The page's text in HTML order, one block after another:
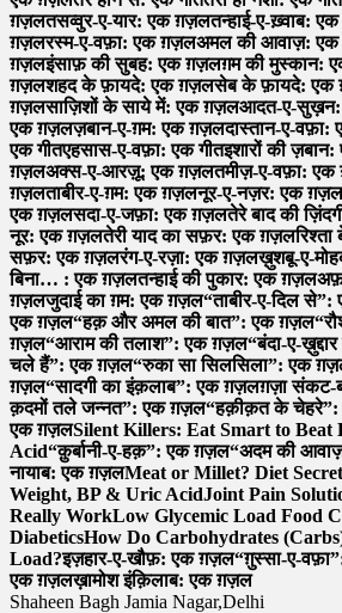
ग़ज़लतसव्वुर-ए-यार: एक ग़ज़लतन्हाई-ए-ख़्वाब:
ग़ज़लरस्म-ए-वफ़ा: एक ग़ज़लअमल की आवाज़:
ग़ज़लइंसाफ़ की सुबह: एक ग़ज़लग़म की मुस्कान:
ग़ज़लशहद के फ़ायदे: एक ग़ज़लसेब के फ़ायदे: एक
ग़ज़लसाज़िशों के साये में: एक ग़ज़लआदत-ए-
एक ग़ज़लज़बान-ए-ग़म: एक ग़ज़लदास्तान-ए-
एक गीतएहसास-ए-वफ़ा: एक गीतइशारों की
ग़ज़लअक्स-ए-आरज़ू: एक ग़ज़लतमीज़-ए-वफ़ा:
ग़ज़लताबीर-ए-ग़म: एक ग़ज़लनूर-ए-नज़र: एक ग़ज़ल
एक ग़ज़लसदा-ए-जफ़ा: एक ग़ज़लतेरे बाद की
नूर: एक ग़ज़लतेरी याद का सफ़र: एक ग़ज़ल
सफ़र: एक ग़ज़लरंग-ए-रज़ा: एक ग़ज़लख़ुशबू-ए-
बिना… : एक ग़ज़लतन्हाई की पुकार: एक ग़ज़ल
ग़ज़लजुदाई का ग़म: एक ग़ज़ल“ताबीर-ए-दिल
एक ग़ज़ल“हक़ और अमल की बात”: एक ग़ज़ल
ग़ज़ल“आराम की तलाश”: एक ग़ज़ल“बंदा-ए-
चले हैं”: एक ग़ज़ल“रुका सा सिलसिला”: एक
ग़ज़ल“सादगी का इंक़लाब”: एक ग़ज़लग़ज़ा संकट-
क़दमों तले जन्नत”: एक ग़ज़ल“हक़ीक़त के
एक ग़ज़लSilent Killers: Eat Smart to Beat
Acid“क़ुर्बानी-ए-हक़”: एक ग़ज़ल“अदम की
नायाब: एक ग़ज़लMeat or Millet? Diet
Weight, BP & Uric AcidJoint Pain
Really WorkLow Glycemic Load Food
DiabeticsHow Do Carbohydrates
Load?इज़हार-ए-खौफ़: एक ग़ज़ल“ग़ुस्सा-ए-
एक ग़ज़लख़ामोश इंक़िलाब: एक ग़ज़ल
Shaheen Bagh Jamia Nagar,Delhi